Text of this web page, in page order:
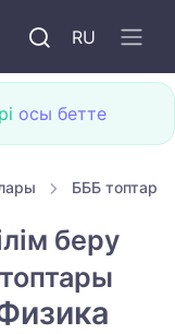
RU
осы бетте
БББ топтары
беру